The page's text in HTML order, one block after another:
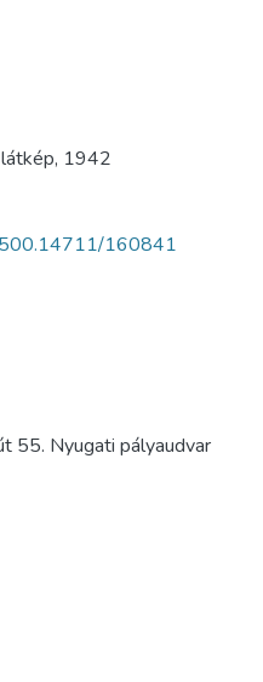
látkép, 1942
160841
55. Nyugati pályaudvar